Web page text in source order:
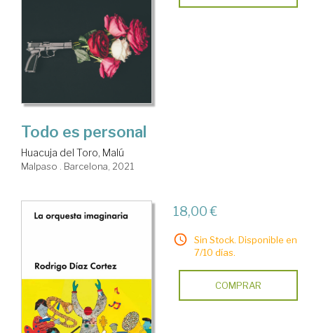
Todo es personal
Huacuja del Toro, Malú
Malpaso . Barcelona, 2021
18,00 €
Sin Stock. Disponible en
7/10 días.
COMPRAR